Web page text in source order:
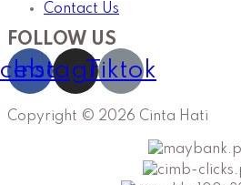
Contact Us
FOLLOW US
Instagram
Tiktok
Copyright © 2026 Cinta Hati